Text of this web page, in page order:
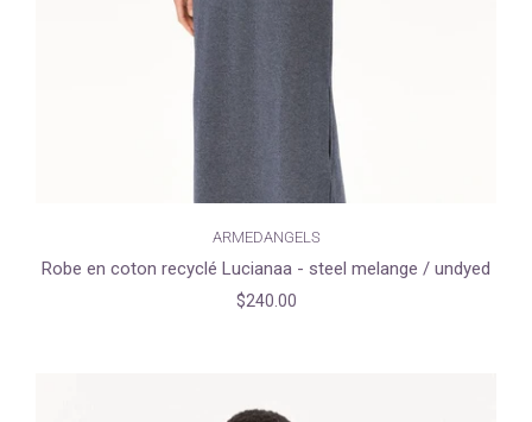
ARMEDANGELS
Robe en coton recyclé Lucianaa - steel melange / undyed
$240.00